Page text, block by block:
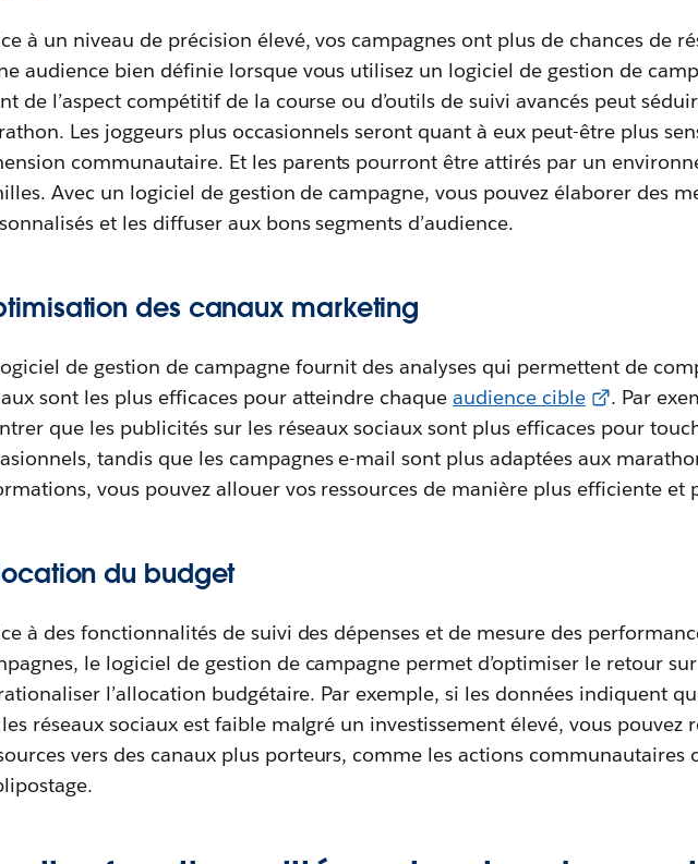
à un niveau de précision élevé, vos campagnes ont plus de chances de
audience bien définie lorsque vous utilisez un logiciel de gestion de
de l’aspect compétitif de la course ou d’outils de suivi avancés peut
Les joggeurs plus occasionnels seront quant à eux peut-être plus
communautaire. Et les parents pourront être attirés par un
Avec un logiciel de gestion de campagne, vous pouvez élaborer des
et les diffuser aux bons segments d’audience.
des canaux marketing
de gestion de campagne fournit des analyses qui permettent de
sont les plus efficaces pour atteindre chaqueaudience cible
. Par
que les publicités sur les réseaux sociaux sont plus efficaces pour
tandis que les campagnes e-mail sont plus adaptées aux
vous pouvez allouer vos ressources de manière plus efficiente et
du budget
à des fonctionnalités de suivi des dépenses et de mesure des
le logiciel de gestion de campagne permet d’optimiser le retour
l’allocation budgétaire. Par exemple, si les données indiquent
réseaux sociaux est faible malgré un investissement élevé, vous pouvez
vers des canaux plus porteurs, comme les actions communautaires